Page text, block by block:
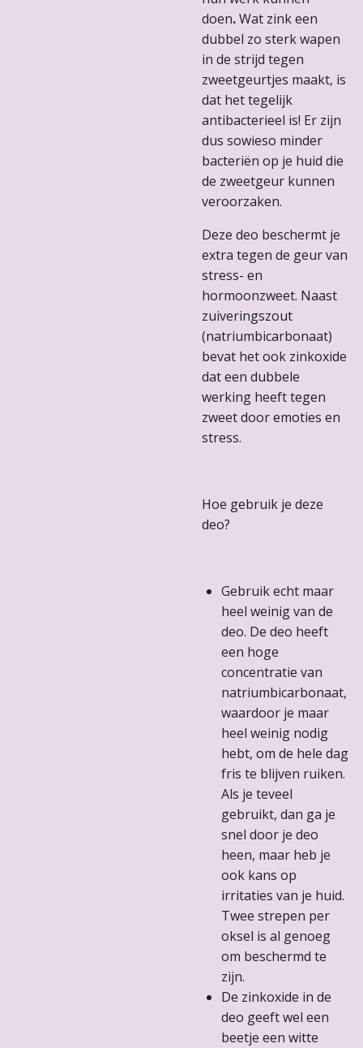
doen.Wat zink een
dubbel zo sterk wapen
in de strijd tegen
zweetgeurtjes maakt, is
dat het tegelijk
antibacterieel is! Er zijn
dus sowieso minder
bacteriën op je huid die
de zweetgeur kunnen
veroorzaken.
Deze deo beschermt je
extra tegen de geur van
stress- en
hormoonzweet. Naast
zuiveringszout
(natriumbicarbonaat)
bevat het ook zinkoxide
dat een dubbele
werking heeft tegen
zweet door emoties en
stress.
Hoe gebruik je deze
deo?
Gebruik echt maar
heel weinig van de
deo. De deo heeft
een hoge
concentratie van
natriumbicarbonaat,
waardoor je maar
heel weinig nodig
hebt, om de hele dag
fris te blijven ruiken.
Als je teveel
gebruikt, dan ga je
snel door je deo
heen, maar heb je
ook kans op
irritaties van je huid.
Twee strepen per
oksel is al genoeg
om beschermd te
zijn.
De zinkoxide in de
deo geeft wel een
beetje een witte